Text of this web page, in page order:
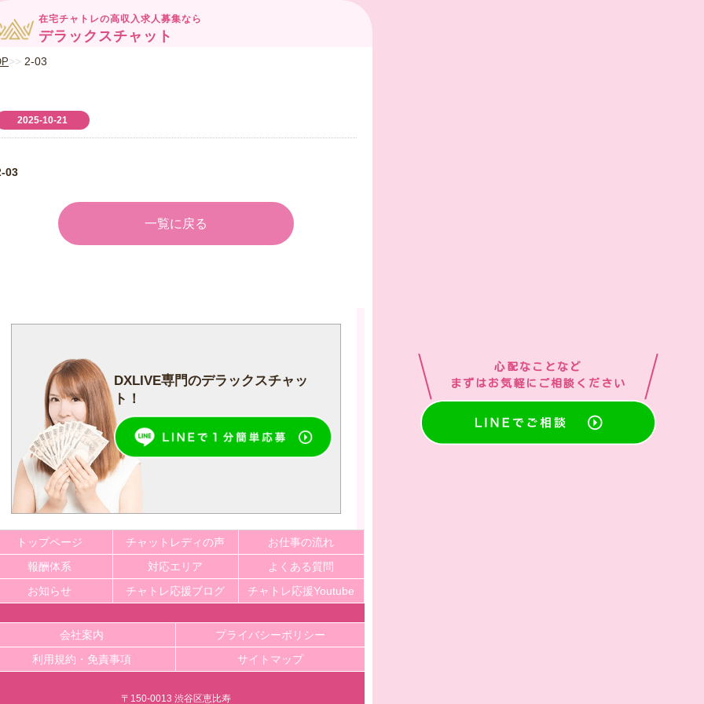
在宅チャトレの高収入求人募集なら
デラックスチャット
心配なことなど
まずはお気軽にご相談ください
2-03
2025-10-21
03
一覧に戻る
DXLIVE専門のデラックスチャッ
ト！
トップページ チャットレディの声
お仕事の流れ
報酬体系
対応エリア
よくある質問
お知らせ
チャトレ応援ブログ チャトレ応援Youtube
会社案内
プライバシーポリシー
利用規約・免責事項
サイトマップ
〒150-0013 渋谷区恵比寿